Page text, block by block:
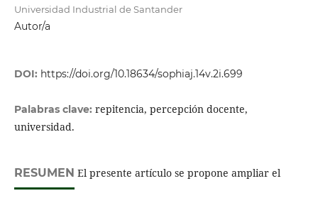
Universidad Industrial de Santander
Autor/a
DOI: https://doi.org/10.18634/sophiaj.14v.2i.699
Palabras clave: repitencia, percepción docente,
universidad.
RESUMEN El presente artículo se propone ampliar el